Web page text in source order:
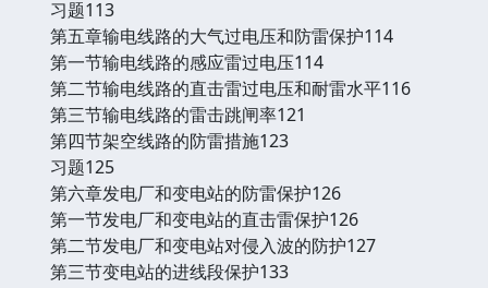
习题113
第五章输电线路的大气过电压和防雷保护114
第一节输电线路的感应雷过电压114
第二节输电线路的直击雷过电压和耐雷水平116
第三节输电线路的雷击跳闸率121
第四节架空线路的防雷措施123
习题125
第六章发电厂和变电站的防雷保护126
第一节发电厂和变电站的直击雷保护126
第二节发电厂和变电站对侵入波的防护127
第三节变电站的进线段保护133